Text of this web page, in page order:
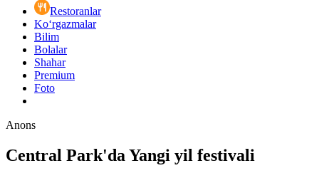
Restoranlar
Ko‘rgazmalar
Bilim
Bolalar
Shahar
Premium
Foto
Anons
Central Park'da Yangi yil festivali